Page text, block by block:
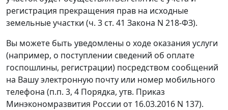
регистрация прекращения прав на исходные
земельные участки (ч. 3 ст. 41 Закона N 218-ФЗ).
Вы можете быть уведомлены о ходе оказания услуги
(например, о поступлении сведений об оплате
госпошлины, регистрации) посредством сообщений
на Вашу электронную почту или номер мобильного
телефона (п.п. 3, 4 Порядка, утв. Приказ
Минэкономразвития России от 16.03.2016 N 137).